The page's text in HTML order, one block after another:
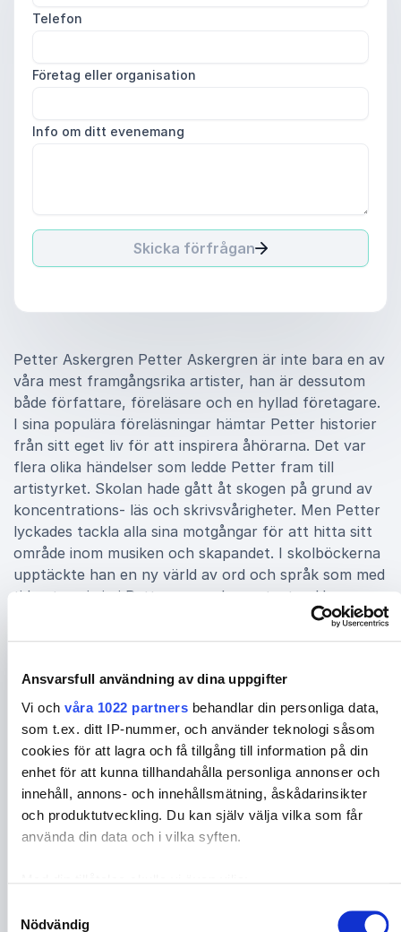
Ansvarsfull användning av dina uppgifter
Vi och våra 1022 partnersbehandlar din personliga data,
som t.ex. ditt IP-nummer, och använder teknologi såsom
cookies för att lagra och få tillgång till information på din
enhet för att kunna tillhandahålla personliga annonser och
innehåll, annons- och innehållsmätning, åskådarinsikter
och produktutveckling. Du kan själv välja vilka som får
använda din data och i vilka syften.
kan ha en noggrannhet på upp till flera meter
Nödvändig
Telefon
Företag eller organisation
Info om ditt evenemang
Skicka förfrågan
Petter Askergren Petter Askergren är inte bara en av
våra mest framgångsrika artister, han är dessutom
både författare, föreläsare och en hyllad företagare.
I sina populära föreläsningar hämtar Petter historier
från sitt eget liv för att inspirera åhörarna. Det var
flera olika händelser som ledde Petter fram till
artistyrket. Skolan hade gått åt skogen på grund av
koncentrations- läs och skrivsvårigheter. Men Petter
lyckades tackla alla sina motgångar för att hitta sitt
område inom musiken och skapandet. I skolböckerna
upptäckte han en ny värld av ord och språk som med
tiden tog sig in i Petters svenska raptexter. Han
berättar också om hur en subkultur som hip hopen
gav honom självförtroendet tillbaka och något att
aktuell med tre olika föreläsningar: “Så blev jag
artist” - Petter berättar personligt och engagerat om
hur han på ren vilja och envishet klarade av skolåren.
Genom hiphopen byggde han upp sitt självförtroende
och hittade också sitt eget sätt att uttrycka sig på.
Med exempel från sitt eget liv pratar han om vikten
av att gå sin egen väg och övervinna motgångar.
“Artisten, varumärket och entreprenören” – En
Dessutom får du tips kring nytänkande när det gäller